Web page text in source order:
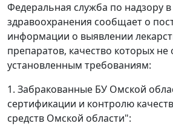
Федеральная служба по надзору
здравоохранения сообщает о
информации о выявлении
препаратов, качество которых не
установленным требованиям:
1. Забракованные БУ Омской
сертификации и контролю
средств Омской области":